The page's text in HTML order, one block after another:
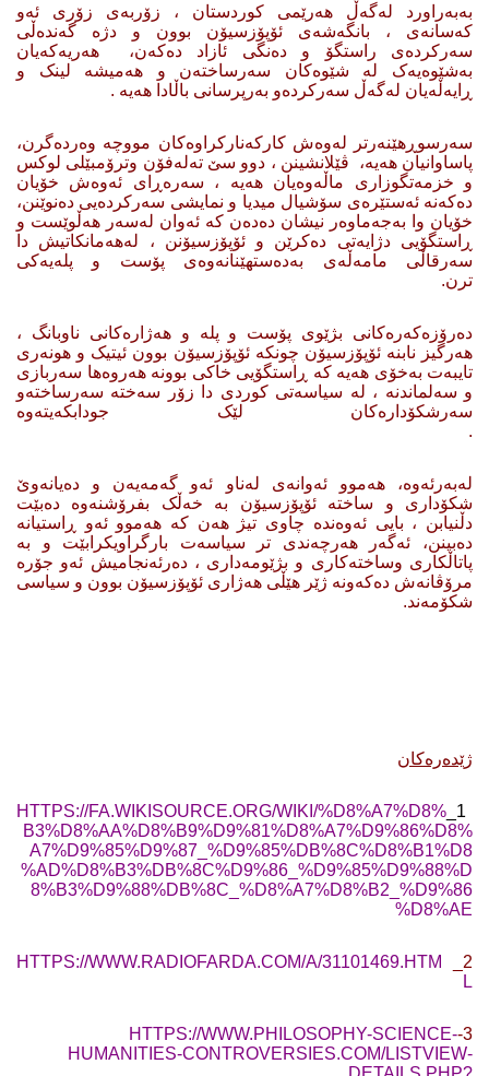
بەبەراورد لەگەڵ هەرێمی کوردستان ، زۆربەی زۆری ئەو
کەسانەی ، بانگەشەی ئۆپۆزسیۆن بوون و دژە گەندەڵی
سەرکردەی راستگۆ و دەنگی ئازاد دەکەن، هەریەکه‌یان
بەشێوەیەک لە شێوەکان سەرساختەن و هەمیشە لینک و
ڕایەڵەیان لەگەڵ سەرکردەو بەرپرسانی باڵادا هەیە .
سەرسوڕهێنەرتر لەوەش کارکەنارکراوەکان مووچە وەردەگرن،
پاساوانیان هەیە، ڤێلانشینن ، دوو سێ تەلەفۆن وترۆمبێلی لوکس
و خزمەتگوزاری ماڵەوەیان هەیە ، سەرەڕای ئەوەش خۆیان
دەکەنە ئەستێرەی سۆشیال میدیا و نمایشی سەرکردەیی دەنوێنن،
خۆیان وا بەجەماوەر نیشان دەدەن كه‌ ئەوان لەسەر هەڵوێست و
ڕاستگۆیی دژایەتی دەکرێن و ئۆپۆزسیۆنن ، لەهەمانکاتیش دا
سەرقاڵی مامەڵەی بەدەستهێنانەوەی پۆست و پلەیەکی
ترن.
دەرۆزەکەرەکانی بژێوی پۆست و پلە و هەژارەکانی ناوبانگ ،
هەرگیز نابنە ئۆپۆزسیۆن چونکە ئۆپۆزسیۆن بوون ئیتیک و هونەری
تایبەت بەخۆی هەیە کە ڕاستگۆیی خاکی بوونە هەروەها سەربازی
و سەلماندنە ، لە سیاسەتی کوردی دا زۆر سەختە سەرساختەو
سەرشکۆدارەکان لێک جودابکەیتەوە
.
لەبەرئەوە، هەموو ئەوانەی لەناو ئەو گەمەیەن و دەیانەوێ
شکۆداری و ساختە ئۆپۆزسیۆن بە خەڵک بفرۆشنەوە دەبێت
دڵنیابن ، بایی ئەوەندە چاوی تیژ هەن کە هەموو ئەو ڕاستیانە
دەبینن، ئەگەر هەرچەندی تر سیاسەت بارگراویکرابێت و بە
پاتاڵکاری وساختەکاری و بژێومەداری ، دەرئەنجامیش ئەو جۆرە
مرۆڤانەش دەکەونە ژێر هێڵی هەژاری ئۆپۆزسیۆن بوون و سیاسی
شکۆمەند.
ژێدەرەکان
1_
HTTPS://FA.WIKISOURCE.ORG/WIKI/%D8%A7%D8%
B3%D8%AA%D8%B9%D9%81%D8%A7%D9%86%D8%
A7%D9%85%D9%87_%D9%85%DB%8C%D8%B1%D8
%AD%D8%B3%DB%8C%D9%86_%D9%85%D9%88%D
8%B3%D9%88%DB%8C_%D8%A7%D8%B2_%D9%86
%D8%AE
2_
HTTPS://WWW.RADIOFARDA.COM/A/31101469.HTM
L
3-
HTTPS://WWW.PHILOSOPHY-SCIENCE-
HUMANITIES-CONTROVERSIES.COM/LISTVIEW-